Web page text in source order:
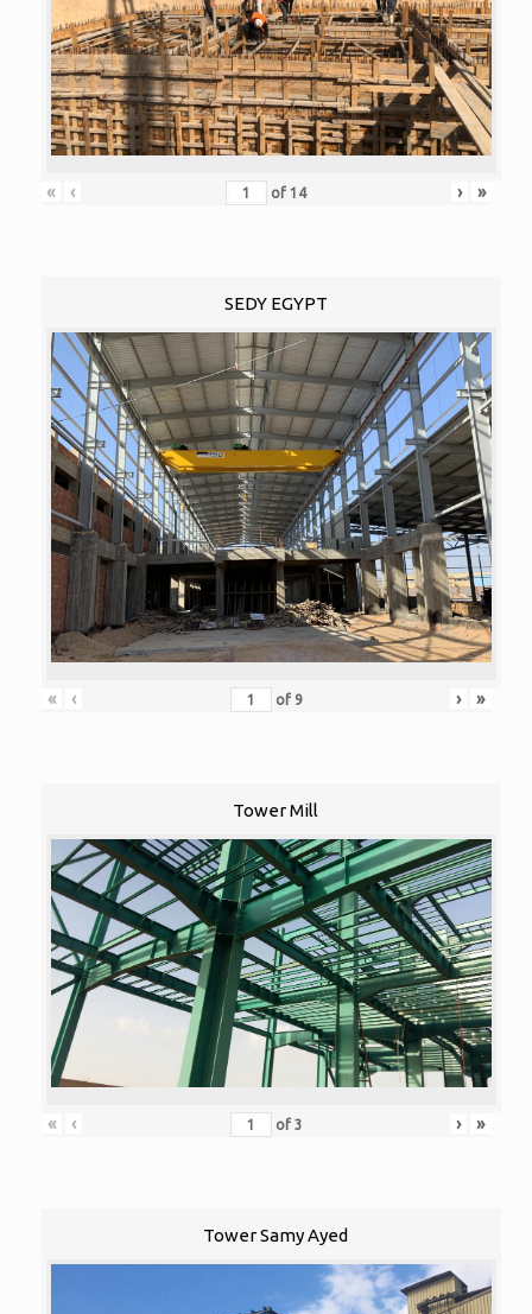
« ‹ of 14 › »
SEDY EGYPT
« ‹ of 9 › »
Tower Mill
« ‹ of 3 › »
Tower Samy Ayed